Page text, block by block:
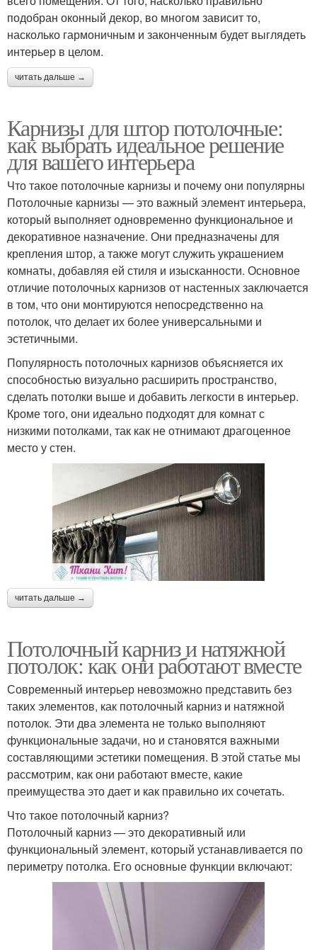
подобран оконный декор, во многом зависит то,
насколько гармоничным и законченным будет выглядеть
интерьер в целом.
читать дальше →
Карнизы для штор потолочные:
как выбрать идеальное решение
для вашего интерьера
Что такое потолочные карнизы и почему они популярны
Потолочные карнизы — это важный элемент интерьера,
который выполняет одновременно функциональное и
декоративное назначение. Они предназначены для
крепления штор, а также могут служить украшением
комнаты, добавляя ей стиля и изысканности. Основное
отличие потолочных карнизов от настенных заключается
в том, что они монтируются непосредственно на
потолок, что делает их более универсальными и
эстетичными.
Популярность потолочных карнизов объясняется их
способностью визуально расширить пространство,
сделать потолки выше и добавить легкости в интерьер.
Кроме того, они идеально подходят для комнат с
низкими потолками, так как не отнимают драгоценное
место у стен.
читать дальше →
Потолочный карниз и натяжной
потолок: как они работают вместе
Современный интерьер невозможно представить без
таких элементов, как потолочный карниз и натяжной
потолок. Эти два элемента не только выполняют
функциональные задачи, но и становятся важными
составляющими эстетики помещения. В этой статье мы
рассмотрим, как они работают вместе, какие
преимущества это дает и как правильно их сочетать.
Что такое потолочный карниз?
Потолочный карниз — это декоративный или
функциональный элемент, который устанавливается по
периметру потолка. Его основные функции включают: